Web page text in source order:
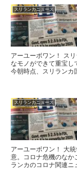
スリランカニュース
アーユーボワン！ スリランカでも売ってます、ルバーブ。梅干し風
なモノができて重宝しています。 スリランカ
今朝時点、スリランカ
スリランカニュース
アーユーボワン！ 大統領から日本に、東京オリンピック閉幕の祝
意。コロナ危機のなか
ランカのコロナ関連ニュース 今朝の時点で、スリ